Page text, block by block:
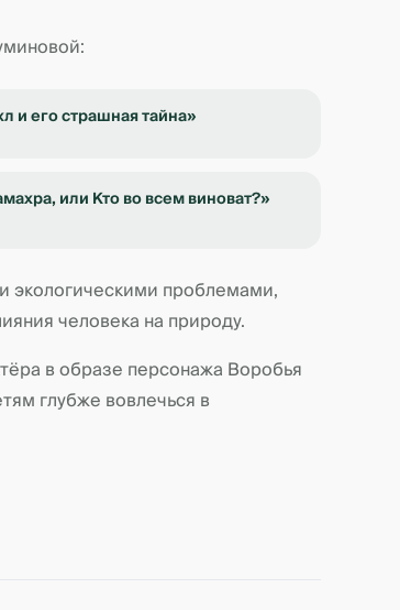
и его страшная тайна»
или Кто во всем виноват?»
экологическими проблемами,
человека на природу.
в образе персонажа Воробья
глубже вовлечься в